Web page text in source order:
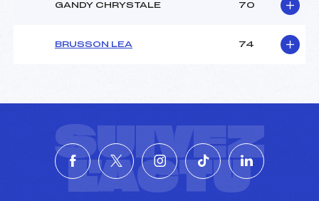
GANDY CHRYSTALE 70
BRUSSON LEA 74
SUIVEZ
L'ACTU